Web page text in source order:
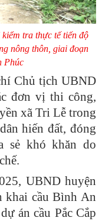
tra thực tế tiến độ
nông thôn, giai đoạn
Phúc
Chủ tịch UBND
đơn vị thi công,
xã Tri Lễ trong
hiến đất, đóng
sẻ khó khăn do
UBND huyện
khai cầu Bình An
án cầu Pắc Cắp